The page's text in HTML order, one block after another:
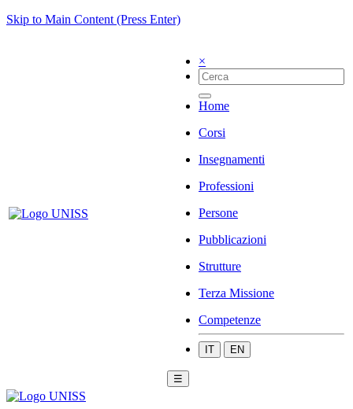
Skip to Main Content (Press Enter)
×
Home
Corsi
Insegnamenti
Professioni
Persone
Pubblicazioni
Strutture
Terza Missione
Competenze
IT EN
☰